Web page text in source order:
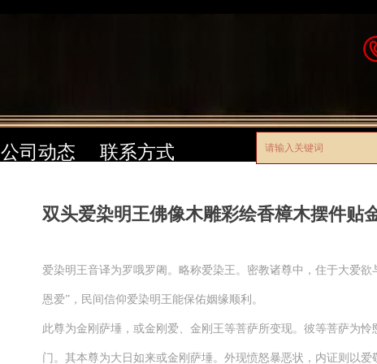
公司动态 联系方式
双头爱染明王佛像木雕彩绘香樟木摆件贴
爱染明王音译为罗哦罗阇。略称爱染王。密教诸尊中，住于大爱
恩爱”，民间信仰爱染明王能保佑姻缘顺利。
此尊为金刚萨埵，或金刚爱、金刚王等菩萨所变现。彼等菩萨为
门。其本尊为大日如来或金刚萨埵。外现愤怒暴恶状，内证则以爱